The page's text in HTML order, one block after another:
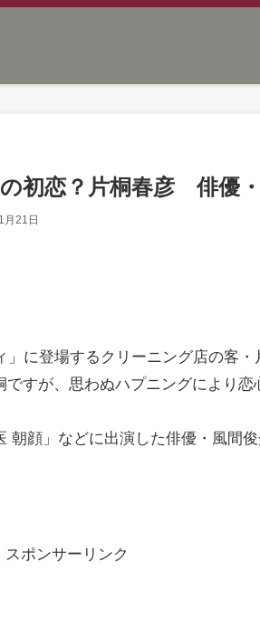
初恋？片桐春彦 俳優
月21日
に登場するクリーニング店の客
すが、思わぬハプニングにより恋
朝顔」などに出演した俳優・風間
スポンサーリンク